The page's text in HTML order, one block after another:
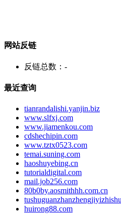
网站反链
反链总数： -
最近查询
tianrandalishi.yanjin.biz
www.slfxj.com
www.jiamenkou.com
cdshechipin.com
www.tztx0523.com
temai.suning.com
haoshuyebing.cn
tutorialdigital.com
mail.job256.com
80b0by.aosmithhh.com.cn
huirong88.com